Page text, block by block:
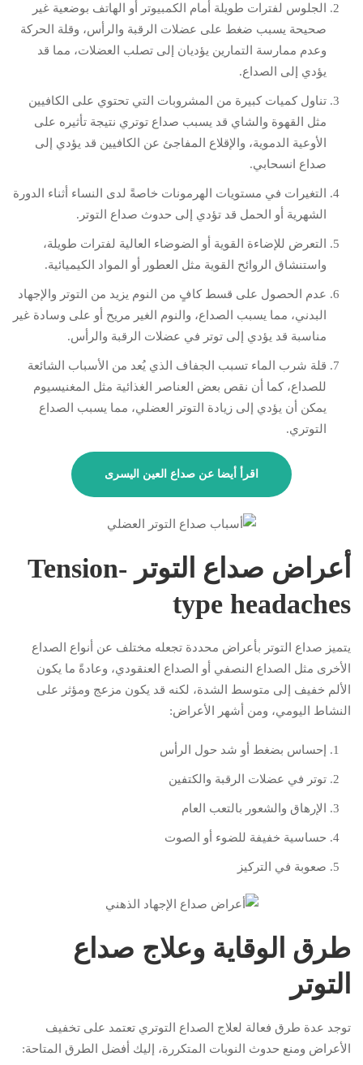
الجلوس لفترات طويلة أمام الكمبيوتر أو الهاتف بوضعية غير
صحيحة يسبب ضغط على عضلات الرقبة والرأس، وقلة الحركة
وعدم ممارسة التمارين يؤديان إلى تصلب العضلات، مما قد
يؤدي إلى الصداع.
تناول كميات كبيرة من المشروبات التي تحتوي على الكافيين
مثل القهوة والشاي قد يسبب صداع توتري نتيجة تأثيره على
الأوعية الدموية، والإقلاع المفاجئ عن الكافيين قد يؤدي إلى
صداع انسحابي.
التغيرات في مستويات الهرمونات خاصةً لدى النساء أثناء الدورة
الشهرية أو الحمل قد تؤدي إلى حدوث صداع التوتر.
التعرض للإضاءة القوية أو الضوضاء العالية لفترات طويلة،
واستنشاق الروائح القوية مثل العطور أو المواد الكيميائية.
عدم الحصول على قسط كافٍ من النوم يزيد من التوتر والإجهاد
البدني، مما يسبب الصداع، والنوم الغير مريح أو على وسادة غير
مناسبة قد يؤدي إلى توتر في عضلات الرقبة والرأس.
قلة شرب الماء تسبب الجفاف الذي يُعد من الأسباب الشائعة
للصداع، كما أن نقص بعض العناصر الغذائية مثل المغنيسيوم
يمكن أن يؤدي إلى زيادة التوتر العضلي، مما يسبب الصداع
التوتري.
اقرأ أيضا عن صداع العين اليسرى
أعراض صداع التوتر Tension-
type headaches
يتميز صداع التوتر بأعراض محددة تجعله مختلف عن أنواع الصداع
الأخرى مثل الصداع النصفي أو الصداع العنقودي، وعادةً ما يكون
الألم خفيف إلى متوسط الشدة، لكنه قد يكون مزعج ومؤثر على
النشاط اليومي، ومن أشهر الأعراض:
إحساس بضغط أو شد حول الرأس
توتر في عضلات الرقبة والكتفين
الإرهاق والشعور بالتعب العام
حساسية خفيفة للضوء أو الصوت
صعوبة في التركيز
طرق الوقاية وعلاج صداع
التوتر
توجد عدة طرق فعالة لعلاج الصداع التوتري تعتمد على تخفيف
الأعراض ومنع حدوث النوبات المتكررة، إليك أفضل الطرق المتاحة: